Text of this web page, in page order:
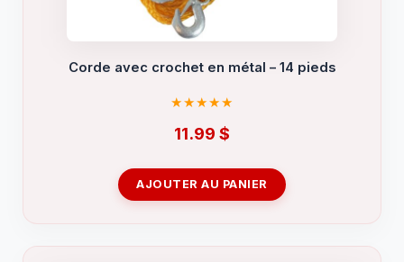
Corde avec crochet en métal – 14 pieds
11.99 $
AJOUTER AU PANIER